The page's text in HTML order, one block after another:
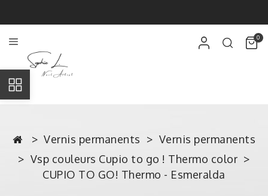
0
Vernis permanents
Vernis permanents
Vsp couleurs Cupio to go ! Thermo color
CUPIO TO GO! Thermo - Esmeralda